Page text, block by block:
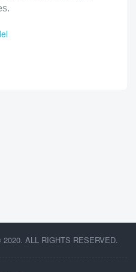
ALL RIGHTS RESERVED.